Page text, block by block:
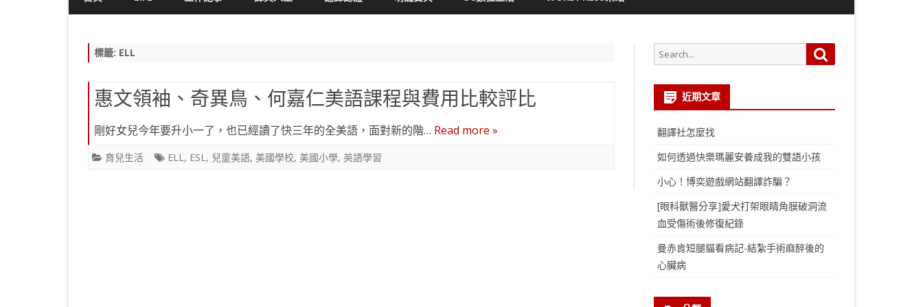
content
標籤: ELL
惠文領袖、奇異鳥、何嘉仁美語課程與費用比較評比
剛好女兒今年要升小一了，也已經讀了快三年的全美語，面對新的階… Read more »
育兒生活 ELL, ESL, 兒童美語, 美國學校, 美國小學, 英語學習
Search
for:
近期文章
翻譯社怎麼找
如何透過快樂瑪麗安養成我的雙語小孩
小心！博奕遊戲網站翻譯詐騙？
[眼科獸醫分享]愛犬打架眼睛角膜破洞流
血受傷術後修復紀錄
曼赤肯短腿貓看病記-結紮手術麻醉後的
心臟病